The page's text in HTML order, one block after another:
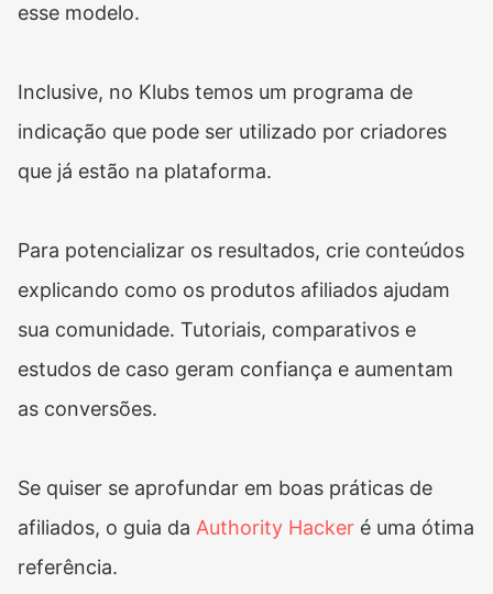
esse modelo.
Inclusive, no Klubs temos um programa de
indicação que pode ser utilizado por criadores
que já estão na plataforma.
Para potencializar os resultados, crie conteúdos
explicando como os produtos afiliados ajudam
sua comunidade. Tutoriais, comparativos e
estudos de caso geram confiança e aumentam
as conversões.
Se quiser se aprofundar em boas práticas de
afiliados, o guia da Authority Hacker é uma ótima
referência.